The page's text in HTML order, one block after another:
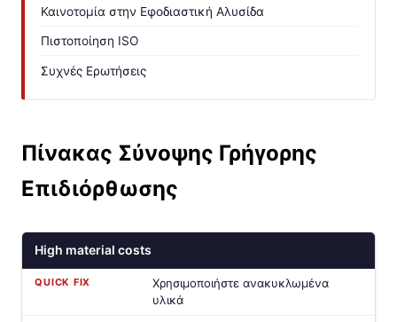
Καινοτομία στην Εφοδιαστική Αλυσίδα
Πιστοποίηση ISO
Συχνές Ερωτήσεις
Πίνακας Σύνοψης Γρήγορης
Επιδιόρθωσης
High material costs
Χρησιμοποιήστε ανακυκλωμένα
υλικά